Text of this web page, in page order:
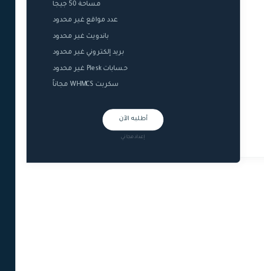
مساحة 50 جيجا
عدد مواقع غير محدود
باندويث غير محدود
بريد إلكتروني غير محدود
حسابات Plesk غير محدود
سكربت WHMCS مجاناً
أطلبه الآن
إعداد مجاني